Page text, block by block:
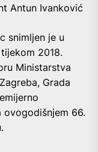
Antun Ivanković
snimljen je u
2018.
Ministarstva
Grada
ovogodišnjem 66.